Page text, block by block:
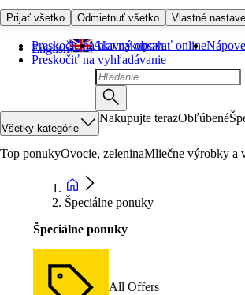
Prijať všetko Odmietnuť všetko Vlastné
Preskočiť na hlavný obsah
Preskočiť na vyhľadávanie
English Ako nakupovať online
Všetky kategórie
Nakupujte terazObľúbené
Top ponukyOvocie, zeleninaMliečne výrobky a
Špeciálne ponuky
Špeciálne ponuky
All Offers